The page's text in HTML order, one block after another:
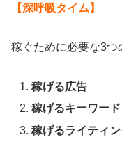
【深呼吸タイム】
稼ぐために必要な3つ
稼げる広告
稼げるキーワード
稼げるライティ